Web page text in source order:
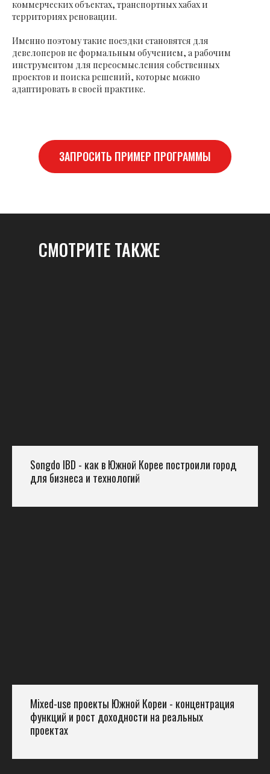
коммерческих объектах, транспортных хабах и
территориях реновации.
Именно поэтому такие поездки становятся для
девелоперов не формальным обучением, а рабочим
инструментом для переосмысления собственных
проектов и поиска решений, которые можно
адаптировать в своей практике.
ЗАПРОСИТЬ ПРИМЕР ПРОГРАММЫ
СМОТРИТЕ ТАКЖЕ
Songdo IBD - как в Южной Корее построили город
для бизнеса и технологий
Mixed-use проекты Южной Кореи - концентрация
функций и рост доходности на реальных
проектах